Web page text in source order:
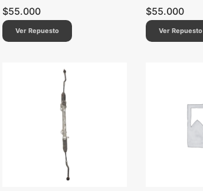
$55.000
Ver Repuesto
$55.000
Ver Repuesto